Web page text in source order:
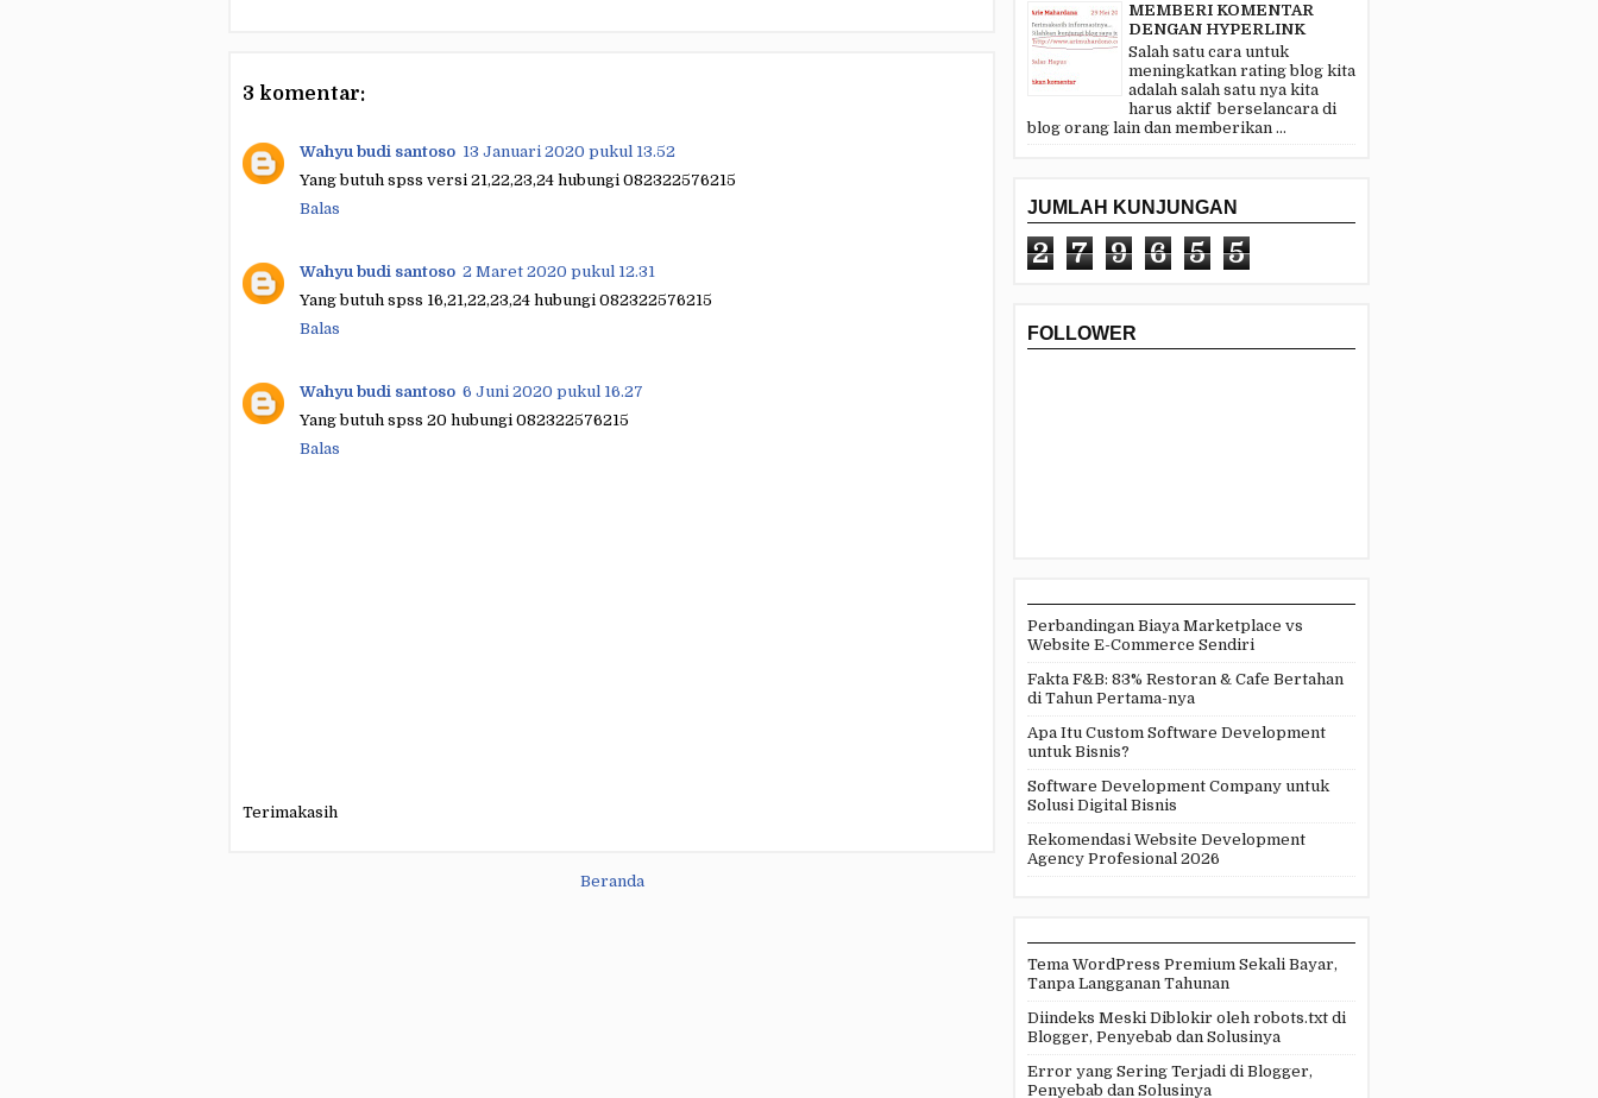
3 komentar:
Wahyu budi santoso 13 Januari 2020 pukul 13.52
Yang butuh spss versi 21,22,23,24 hubungi 082322576215
Balas
Wahyu budi santoso 2 Maret 2020 pukul 12.31
Yang butuh spss 16,21,22,23,24 hubungi 082322576215
Balas
Wahyu budi santoso 6 Juni 2020 pukul 16.27
Yang butuh spss 20 hubungi 082322576215
Balas
Terimakasih
Beranda
MEMBERI KOMENTAR
DENGAN HYPERLINK
Salah satu cara untuk
meningkatkan rating blog kita
adalah salah satu nya kita
harus aktif berselancara di
blog orang lain dan memberikan ...
JUMLAH KUNJUNGAN
2 7 9 6 5 5
FOLLOWER
Perbandingan Biaya Marketplace vs
Website E-Commerce Sendiri
Fakta F&B: 83% Restoran & Cafe Bertahan
di Tahun Pertama-nya
Apa Itu Custom Software Development
untuk Bisnis?
Software Development Company untuk
Solusi Digital Bisnis
Rekomendasi Website Development
Agency Profesional 2026
Tema WordPress Premium Sekali Bayar,
Tanpa Langganan Tahunan
Diindeks Meski Diblokir oleh robots.txt di
Blogger, Penyebab dan Solusinya
Error yang Sering Terjadi di Blogger,
Penyebab dan Solusinya